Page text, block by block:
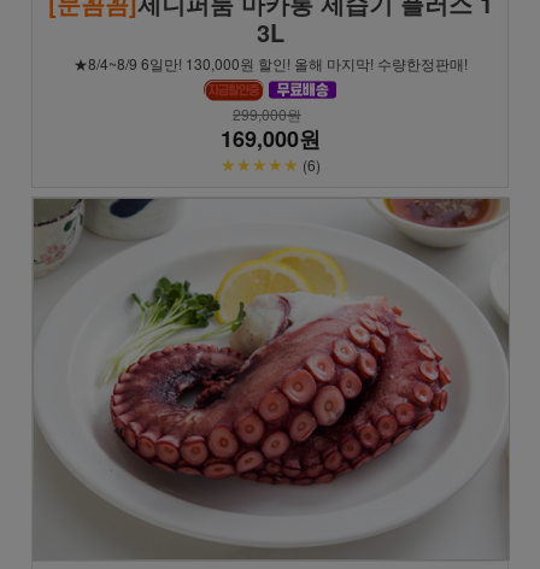
3L
★8/4~8/9 6일만! 130,000원 할인! 올해 마지막! 수량한정판매!
299,000원
169,000원
★★★★★ (6)